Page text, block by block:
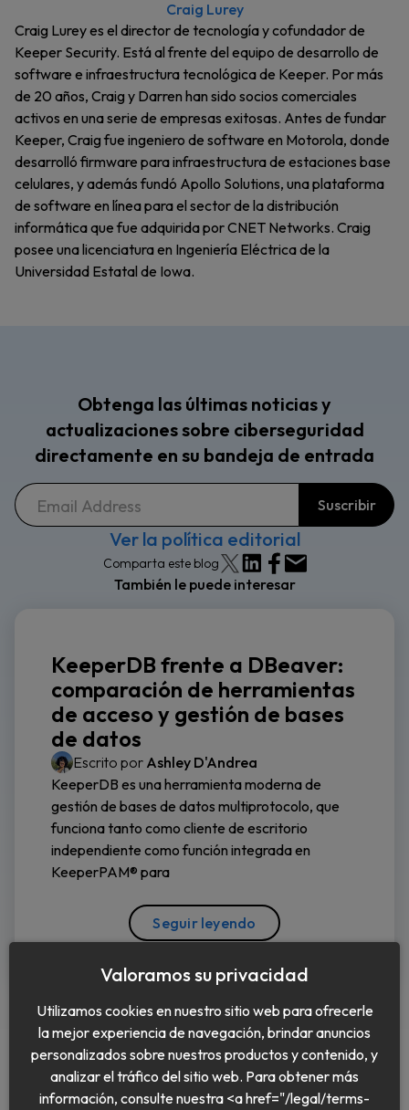
Craig Lurey
Craig Lurey es el director de tecnología y cofundador de
Keeper Security. Está al frente del equipo de desarrollo de
software e infraestructura tecnológica de Keeper. Por más
de 20 años, Craig y Darren han sido socios comerciales
activos en una serie de empresas exitosas. Antes de fundar
Keeper, Craig fue ingeniero de software en Motorola, donde
desarrolló firmware para infraestructura de estaciones base
celulares, y además fundó Apollo Solutions, una plataforma
de software en línea para el sector de la distribución
informática que fue adquirida por CNET Networks. Craig
posee una licenciatura en Ingeniería Eléctrica de la
Universidad Estatal de Iowa.
Obtenga las últimas noticias y
actualizaciones sobre ciberseguridad
directamente en su bandeja de entrada
Ver la política editorial
Comparta este blog
También le puede interesar
KeeperDB frente a DBeaver:
comparación de herramientas
de acceso y gestión de bases
de datos
Escrito por Ashley D'Andrea
KeeperDB es una herramienta moderna de
gestión de bases de datos multiprotocolo, que
funciona tanto como cliente de escritorio
independiente como función integrada en
KeeperPAM® para
Seguir leyendo
Español
Valoramos su privacidad
Utilizamos cookies en nuestro sitio web para ofrecerle
la mejor experiencia de navegación, brindar anuncios
personalizados sobre nuestros productos y contenido, y
analizar el tráfico del sitio web. Para obtener más
información, consulte nuestra <a href="/legal/terms-